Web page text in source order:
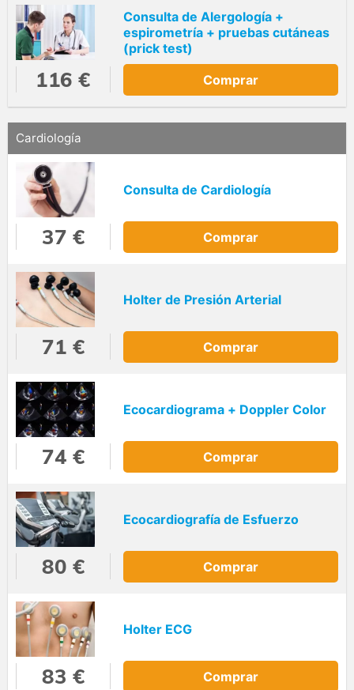
Consulta de Alergología +
espirometría + pruebas cutáneas
(prick test)
116 € Comprar
Cardiología
Consulta de Cardiología
37 € Comprar
Holter de Presión Arterial
71 € Comprar
Ecocardiograma + Doppler Color
74 € Comprar
Ecocardiografía de Esfuerzo
80 € Comprar
Holter ECG
83 € Comprar